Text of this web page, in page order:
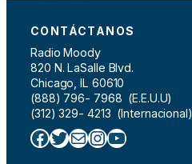
CONTÁCTANOS
Radio Moody
820 N. LaSalle Blvd.
Chicago, IL 60610
(888) 796- 7968 (E.E.U.U)
(312) 329- 4213 (Internacional)
Facebook Twitter Correo electrónico InstagramYouTube